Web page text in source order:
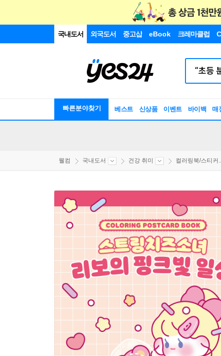
국내도서 외국도서 중고샵 eBook 크레마클럽
빠른분야찾기 베스트 신상품 이벤트 바이백 매
웰컴 국내도서 건강 취미 컬러링북/스티커